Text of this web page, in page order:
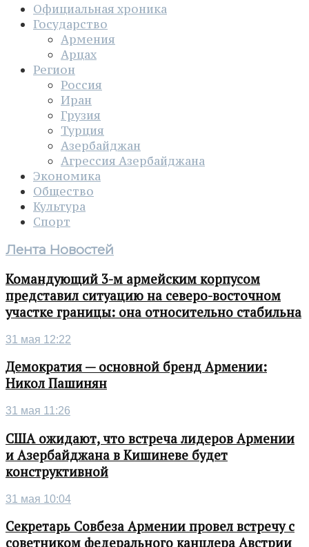
Официальная хроника
Государство
Армения
Арцах
Регион
Россия
Иран
Грузия
Турция
Азербайджан
Агрессия Азербайджана
Экономика
Общество
Культура
Спорт
Лента Новостей
Командующий 3-м армейским корпусом
представил ситуацию на северо-восточном
участке границы: она относительно стабильна
31 мая 12:22
Демократия — основной бренд Армении:
Никол Пашинян
31 мая 11:26
США ожидают, что встреча лидеров Армении
и Азербайджана в Кишиневе будет
конструктивной
31 мая 10:04
Секретарь Совбеза Армении провел встречу с
советником федерального канцлера Австрии